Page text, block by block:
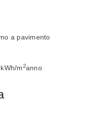
a pavimento
m2anno